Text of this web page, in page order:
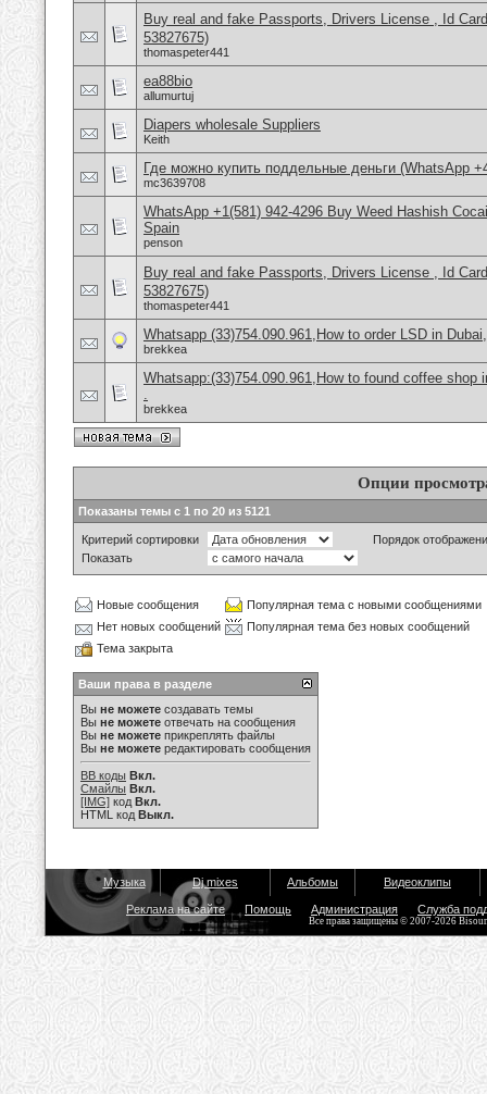
Buy real and fake Passports, Drivers License , Id
53827675)
thomaspeter441
ea88bio
allumurtuj
Diapers wholesale Suppliers
Keith
Где можно купить поддельные деньги (WhatsApp
mc3639708
WhatsApp +1(581) 942-4296 Buy Weed Hashish
Spain
penson
Buy real and fake Passports, Drivers License , Id
53827675)
thomaspeter441
Whatsapp (33)754.090.961,How to order LSD in
brekkea
Whatsapp:(33)754.090.961,How to found coffee shop
.
brekkea
Опции
Показаны темы с 1 по 20 из 5121
Критерий сортировки
Порядок
Показать
Новые сообщения
Популярная тема с новыми сообщениями
Нет новых сообщений
Популярная тема без новых сообщений
Тема закрыта
Ваши права в разделе
Вы не можете создавать темы
Вы не можете отвечать на сообщения
Вы не можете прикреплять файлы
Вы не можете редактировать сообщения
BB коды Вкл.
Смайлы Вкл.
[IMG] код Вкл.
HTML код Выкл.
Музыка Dj mixes Альбомы Видеоклипы
Реклама на сайте Помощь Администрация Служба
Все права защищены © 2007-2026